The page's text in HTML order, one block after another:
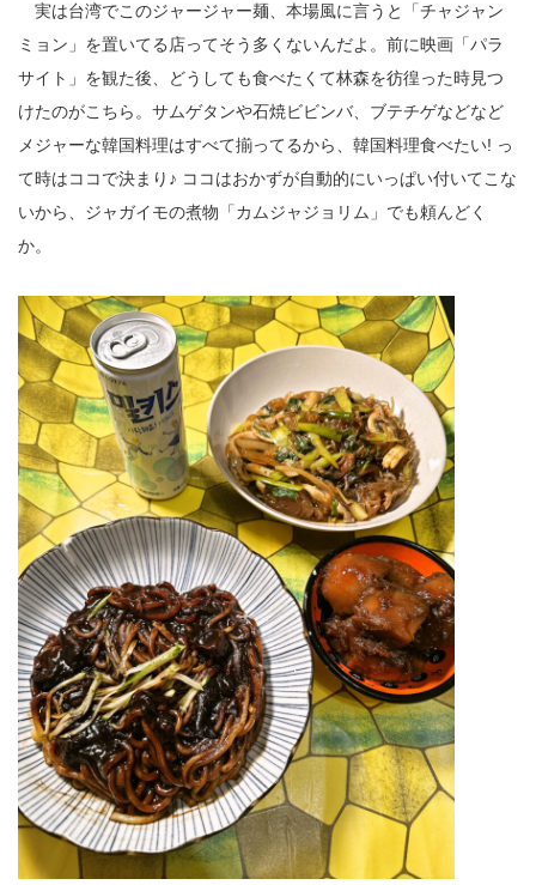
実は台湾でこのジャージャー麺、本場風に言うと「チャジャン
ミョン」を置いてる店ってそう多くないんだよ。前に映画「パラ
サイト」を観た後、どうしても食べたくて林森を彷徨った時見つ
けたのがこちら。サムゲタンや石焼ビビンバ、ブテチゲなどなど
メジャーな韓国料理はすべて揃ってるから、韓国料理食べたい! っ
て時はココで決まり♪ ココはおかずが自動的にいっぱい付いてこな
いから、ジャガイモの煮物「カムジャジョリム」でも頼んどく
か。